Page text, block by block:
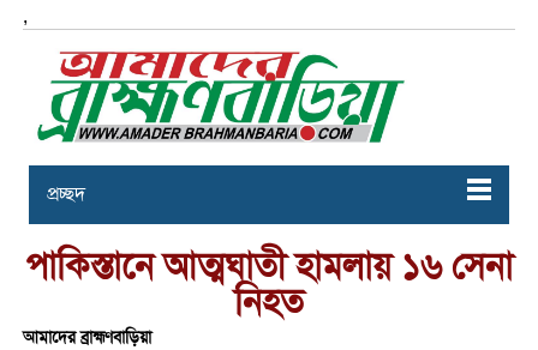
,
প্রচ্ছদ
পাকিস্তানে আত্মঘাতী হামলায় ১৬ সেনা
নিহত
আমাদের ব্রাহ্মণবাড়িয়া